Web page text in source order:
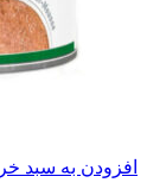
افزودن به سبد